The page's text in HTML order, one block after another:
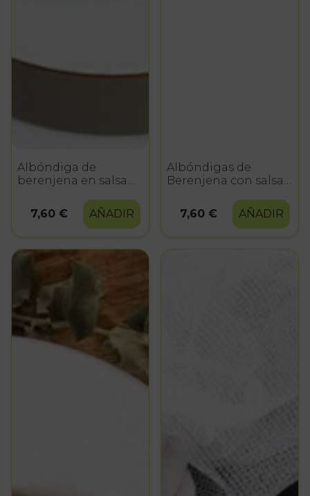
Albóndiga de
berenjena en salsa
7,60 €
AÑADIR
Albóndigas de
Berenjena con salsa
7,60 €
AÑADIR